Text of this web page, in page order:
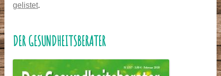
gelistet.
DER GESUNDHEITSBERATER